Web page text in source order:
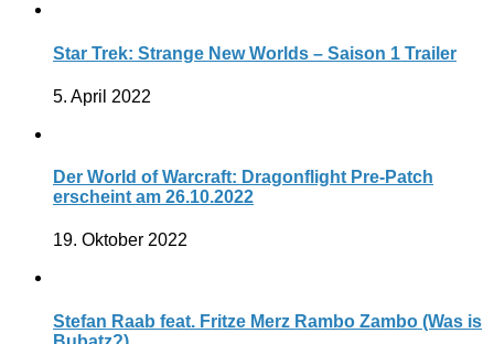
Star Trek: Strange New Worlds – Saison 1 Trailer
5. April 2022
Der World of Warcraft: Dragonflight Pre-Patch
erscheint am 26.10.2022
19. Oktober 2022
Stefan Raab feat. Fritze Merz Rambo Zambo (Was is